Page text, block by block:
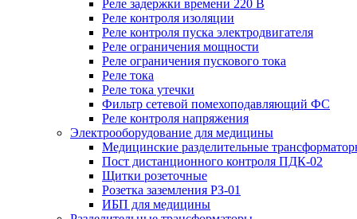
Реле задержки времени 220 В
Реле контроля изоляции
Реле контроля пуска электродвигателя
Реле ограничения мощности
Реле ограничения пускового тока
Реле тока
Реле тока утечки
Фильтр сетевой помехоподавляющий ФС
Реле контроля напряжения
Электрооборудование для медицины
Медицинские разделительные
Пост дистанционного контроля ПДК-02
Щитки розеточные
Розетка заземления РЗ-01
ИБП для медицины